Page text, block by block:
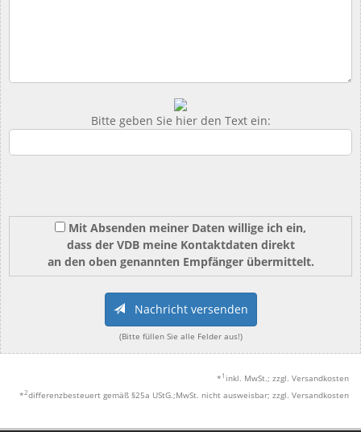
Bitte geben Sie hier den Text ein:
Mit Absenden meiner Daten willige ich ein,
dass der VDB meine Kontaktdaten direkt
an den oben genannten Empfänger übermittelt.
Nachricht versenden
(Bitte füllen Sie alle Felder aus!)
* 1 inkl. MwSt.; zzgl. Versandkosten
*2differenzbesteuert gemäß §25a UStG.;MwSt. nicht ausweisbar; zzgl. Versandkosten